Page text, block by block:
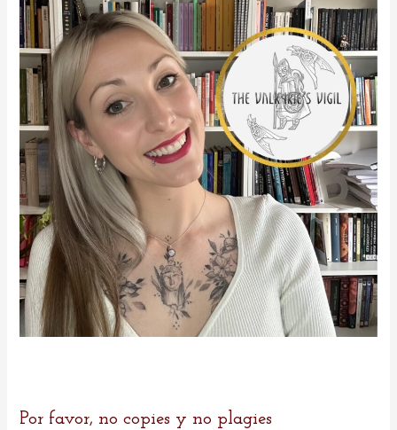
p
o
r
:
Por favor, no copies y no plagies